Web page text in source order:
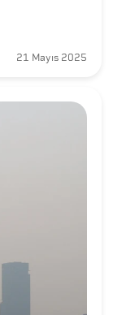
21 Mayıs 2025